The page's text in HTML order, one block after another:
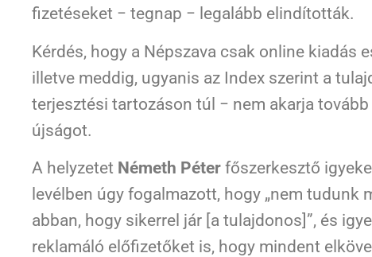
fizetéseket − tegnap − legalább elindították.
Kérdés, hogy a Népszava csak online kiadás
illetve meddig, ugyanis az Index szerint a
terjesztési tartozáson túl − nem akarja
újságot.
A helyzetet Németh Péter főszerkesztő
levélben úgy fogalmazott, hogy „nem tudunk
abban, hogy sikerrel jár [a tulajdonos]”, és
reklamáló előfizetőket is, hogy mindent